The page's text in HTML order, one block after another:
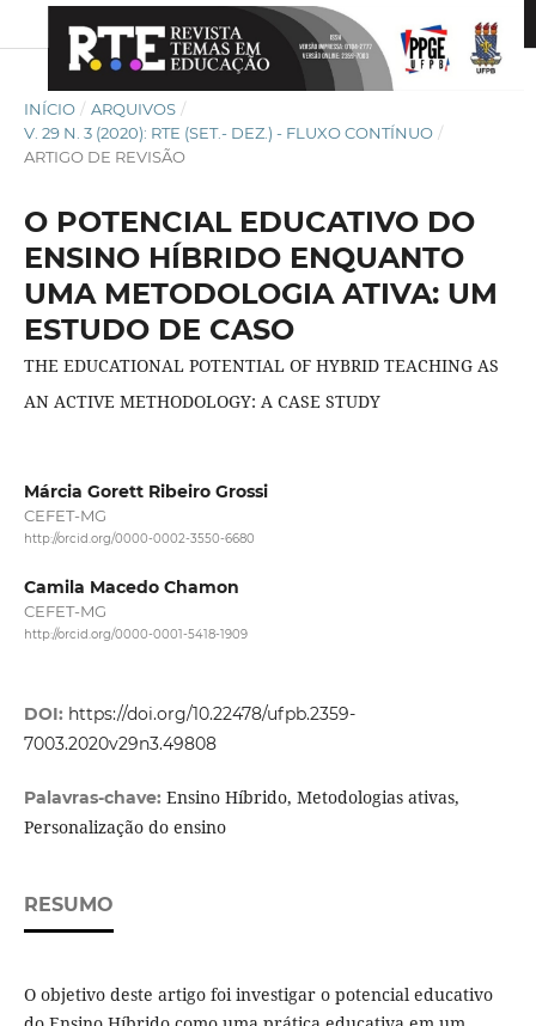
INÍCIO / ARQUIVOS /
V. 29 N. 3 (2020): RTE (SET.- DEZ.) - FLUXO CONTÍNUO /
ARTIGO DE REVISÃO
O POTENCIAL EDUCATIVO DO
ENSINO HÍBRIDO ENQUANTO
UMA METODOLOGIA ATIVA: UM
ESTUDO DE CASO
THE EDUCATIONAL POTENTIAL OF HYBRID TEACHING AS
AN ACTIVE METHODOLOGY: A CASE STUDY
Márcia Gorett Ribeiro Grossi
CEFET-MG
http://orcid.org/0000-0002-3550-6680
Camila Macedo Chamon
CEFET-MG
http://orcid.org/0000-0001-5418-1909
DOI: https://doi.org/10.22478/ufpb.2359-
7003.2020v29n3.49808
Palavras-chave: Ensino Híbrido, Metodologias ativas,
Personalização do ensino
RESUMO
O objetivo deste artigo foi investigar o potencial educativo